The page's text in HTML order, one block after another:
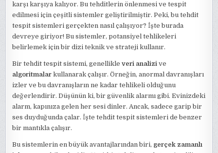
karşı karşıya kalıyor. Bu tehditlerin önlenmesi ve tespit
edilmesi için çeşitli sistemler geliştirilmiştir. Peki, bu tehdit
tespit sistemleri gerçekten nasıl çalışıyor? İşte burada
devreye giriyor! Bu sistemler, potansiyel tehlikeleri
belirlemek için bir dizi teknik ve strateji kullanır.
Bir tehdit tespit sistemi, genellikleveri analizi ve
algoritmalar kullanarak çalışır. Örneğin, anormal davranışları
izler ve bu davranışların ne kadar tehlikeli olduğunu
değerlendirir. Düşünün ki, bir güvenlik alarmı gibi. Evinizdeki
alarm, kapınıza gelen her sesi dinler. Ancak, sadece garip bir
ses duyduğunda çalar. İşte tehdit tespit sistemleri de benzer
bir mantıkla çalışır.
Bu sistemlerin en büyük avantajlarından biri, gerçek zamanlı